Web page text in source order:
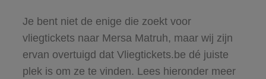
Je bent niet de enige die zoekt voor
vliegtickets naar Mersa Matruh, maar wij zijn
ervan overtuigd dat Vliegtickets.be dé juiste
plek is om ze te vinden. Lees hieronder meer